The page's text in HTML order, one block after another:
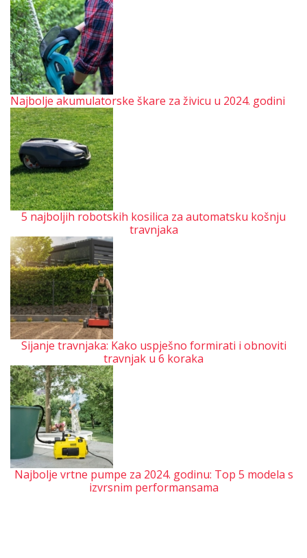
Najbolje akumulatorske škare za živicu u 2024. godini
5 najboljih robotskih kosilica za automatsku košnju
travnjaka
Sijanje travnjaka: Kako uspješno formirati i obnoviti
travnjak u 6 koraka
Najbolje vrtne pumpe za 2024. godinu: Top 5 modela s
izvrsnim performansama